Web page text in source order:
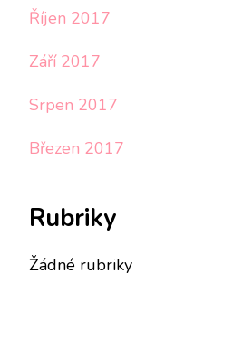
Říjen 2017
Září 2017
Srpen 2017
Březen 2017
Rubriky
Žádné rubriky